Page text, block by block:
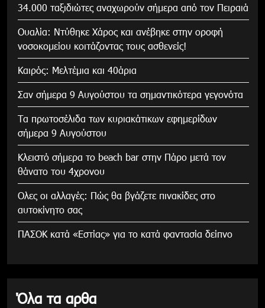
34.000 ταξιδιώτες αναχωρούν σήμερα από τον Πειραιά
Ουαλία: Ντύθηκε Χάρος και ανέβηκε στην οροφή
νοσοκομείου κοιτάζοντας τους ασθενείς!
Καιρός: Μελτέμια και 40άρια
Σαν σήμερα 9 Αυγούστου τα σημαντικότερα γεγονότα
Τα πρωτοσέλιδα των κυριακάτικων εφημερίδων
σήμερα 9 Αυγούστου
Κλειστό σήμερα το beach bar στην Πάρο μετά τον
θάνατο του 4χρονου
Ολες οι αλλαγές: Πώς θα βγάζετε πινακίδες στο
αυτοκίνητο σας
ΠΑΣΟΚ κατά «Εστίας» για το κατά φαντασία δείπνο
Όλα τα αρθα